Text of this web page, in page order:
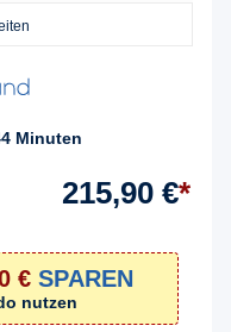
Minuten
215,90 €*
€ SPAREN
nutzen